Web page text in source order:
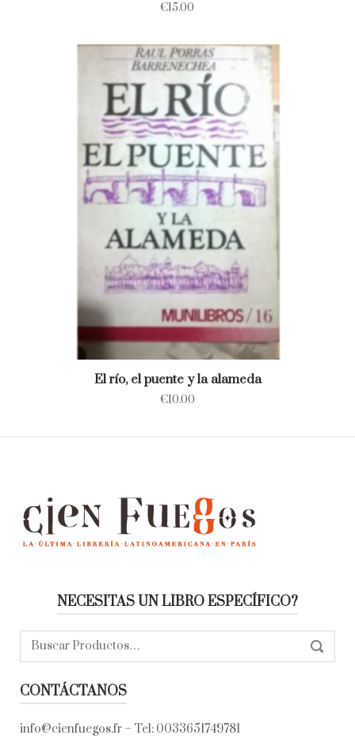
€15.00
El río, el puente y la alameda
€10.00
NECESITAS UN LIBRO ESPECÍFICO?
Buscar:
CONTÁCTANOS
info@cienfuegos.fr – Tel: 0033651749781